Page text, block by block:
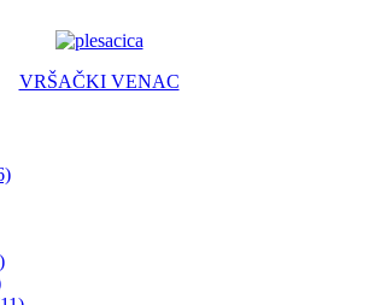
VRŠAČKI VENAC